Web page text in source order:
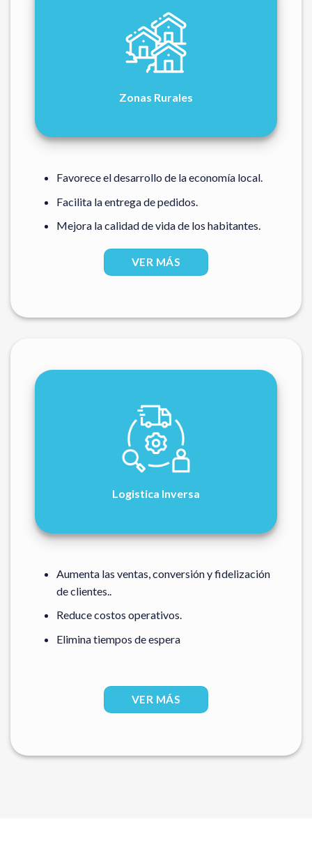
Zonas Rurales
Favorece el desarrollo de la economía local.
Facilita la entrega de pedidos.
Mejora la calidad de vida de los habitantes.
VER MÁS
Logistica Inversa
Aumenta las ventas, conversión y fidelización
de clientes..
Reduce costos operativos.
Elimina tiempos de espera
VER MÁS